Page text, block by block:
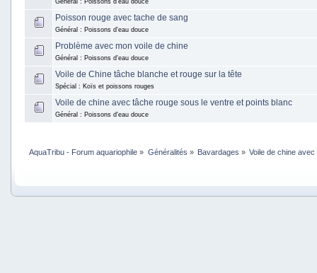
Poisson rouge avec tache de sang
Général : Poissons d'eau douce
Problème avec mon voile de chine
Général : Poissons d'eau douce
Voile de Chine tâche blanche et rouge sur la tête
Spécial : Koïs et poissons rouges
Voile de chine avec tâche rouge sous le ventre et points blanc
Général : Poissons d'eau douce
AquaTribu - Forum aquariophile » Généralités » Bavardages » Voile de chine